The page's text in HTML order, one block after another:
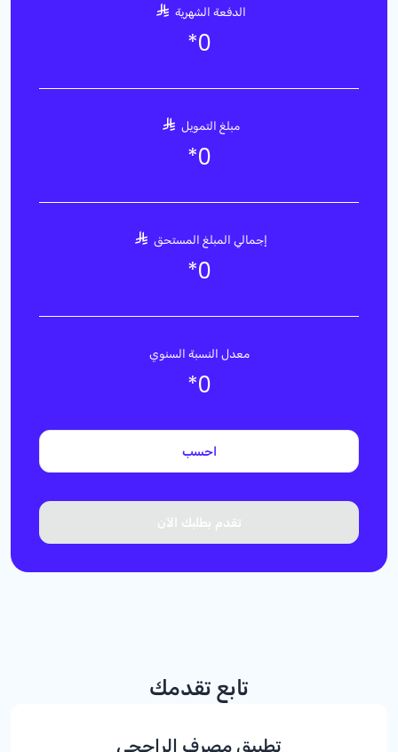
الدفعة الشهرية
0
*
مبلغ التمويل
0
*
إجمالي المبلغ المستحق
0
*
معدل النسبة السنوي
0
*
احسب
تقدم بطلبك الآن
تابع تقدمك
تطبيق مصرف الراجحي